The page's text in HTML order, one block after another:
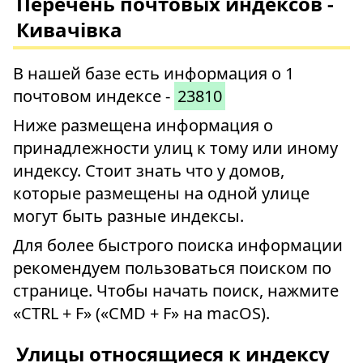
Кивачівка
В нашей базе есть информация о 1
почтовом индексе - 23810
Ниже размещена информация о
принадлежности улиц к тому или иному
индексу. Стоит знать что у домов,
которые размещены на одной улице
могут быть разные индексы.
Для более быстрого поиска информации
рекомендуем пользоваться поиском по
странице. Чтобы начать поиск, нажмите
«CTRL + F» («CMD + F» на macOS).
Улицы относящиеся к индексу